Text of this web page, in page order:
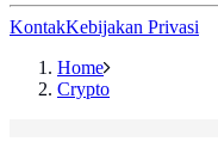
KontakKebijakan Privasi
Home
Crypto